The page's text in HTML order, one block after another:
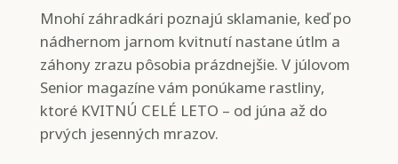
Mnohí záhradkári poznajú sklamanie, keď po
nádhernom jarnom kvitnutí nastane útlm a
záhony zrazu pôsobia prázdnejšie. V júlovom
Senior magazíne vám ponúkame rastliny,
ktoré KVITNÚ CELÉ LETO – od júna až do
prvých jesenných mrazov.